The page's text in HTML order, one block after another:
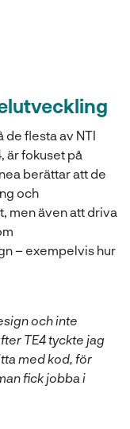
de flesta av NTI
är fokuset på
berättar att de
och
men även att driva
– exempelvis hur
och inte
TE4 tyckte jag
med kod, för
fick jobba i